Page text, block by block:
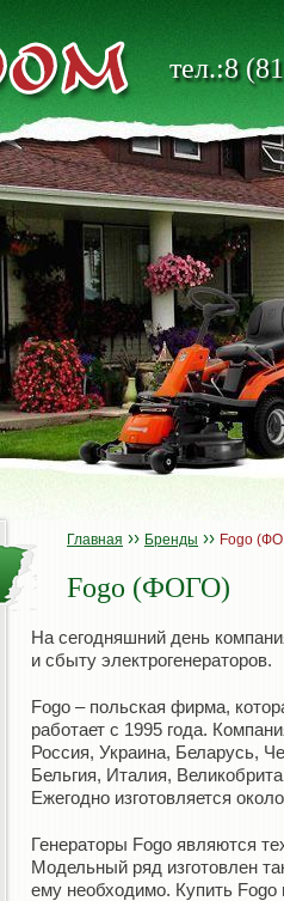
тел.:8
Главная ›› Бренды ›› Fogo
Fogo (ФОГО)
На сегодняшний день
и сбыту электрогенераторов.
Fogo – польская фирма,
работает с 1995 года.
Россия, Украина, Беларусь,
Бельгия, Италия,
Ежегодно изготовляется
Генераторы Fogo являются
Модельный ряд изготовлен
ему необходимо. Купить